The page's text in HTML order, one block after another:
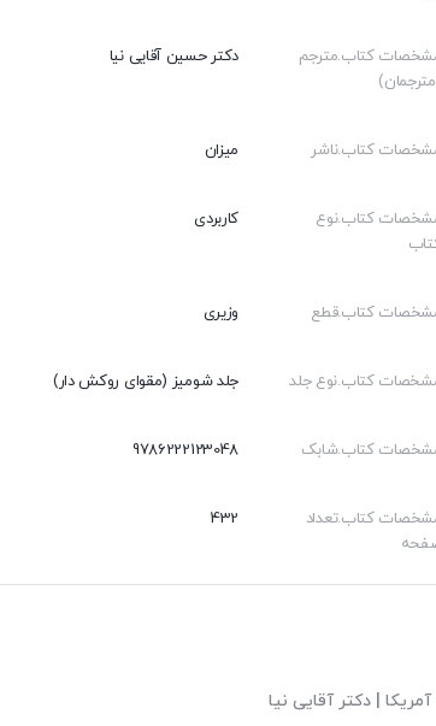
کتاب.مترجم
دکتر حسین آقایی نیا
کتاب.ناشر میزان
کتاب.نوع
کاربردی
کتاب.قطع وزیری
کتاب.نوع جلد جلد شومیز (مقوای روکش دار)
کتاب.شابک 9786222123048
کتاب.تعداد
432
| دکتر آقایی نیا